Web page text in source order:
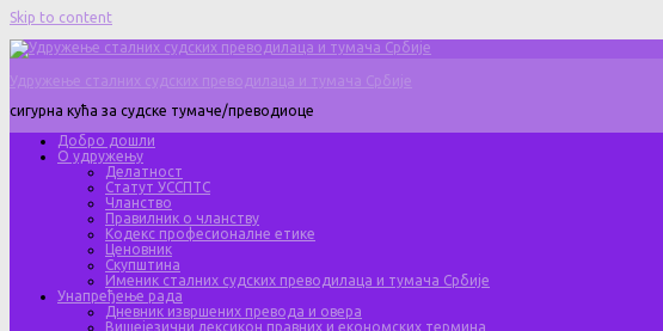
Skip to content
Удружење сталних судских преводилаца и тумача Србије
сигурна кућа за судске тумаче/преводиоце
Добро дошли
О удружењу
Делатност
Статут УССПТС
Чланство
Правилник о чланству
Кодекс професионалне етике
Ценовник
Скупштина
Именик сталних судских преводилаца и тумача Србије
Унапређење рада
Дневник извршених превода и овера
Вишејезични лексикон правних и економских термина